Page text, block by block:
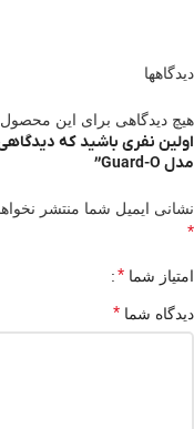
دیدگاهها
هیچ دیدگاهی برای این
مدل Guard-O”
نشانی ایمیل شما منتشر
*
امتیاز شما *
دیدگاه شما *